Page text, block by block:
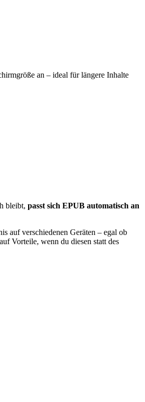
an – ideal für längere Inhalte
bleibt, passt sich EPUB automatisch an
auf verschiedenen Geräten – egal ob
Vorteile, wenn du diesen statt des